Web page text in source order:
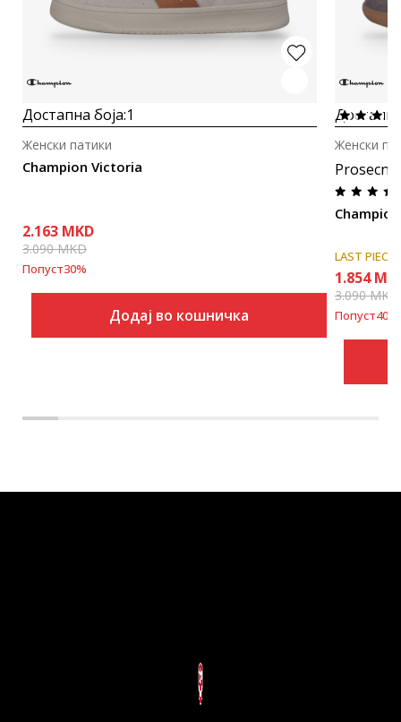
Достапна боја:1
Champion Victoria
Женски патики
2.163 MKD
3.090MKD
Попуст30%
Додај во кошничка
Женски
LAST PIECE
1.854
3.090MKD
Попуст40